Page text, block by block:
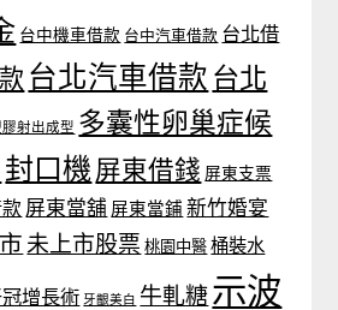
台中機車借款 台中汽車借款 台北借
台北汽車借款 台北
膠射出成型 多囊性卵巢症候
封口機 屏東借錢 屏東支票
屏東當舖 屏東當鋪 新竹婚宴
未上市股票 桃園中醫 桶裝水
冠增長術 牙齦美白 牛軋糖示波